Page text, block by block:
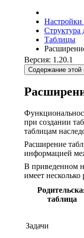
Настройки
Структура
Таблицы
Версия: 1.20.1
Содержание этой
при создании
таблицам
Расширение
информацией
В приведенном
имеет
таблица
Задачи